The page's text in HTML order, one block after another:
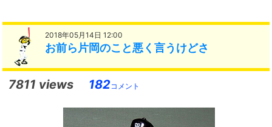
2018年05月14日 12:00
お前ら片岡のこと悪く言うけどさ
7811 views 182コメント